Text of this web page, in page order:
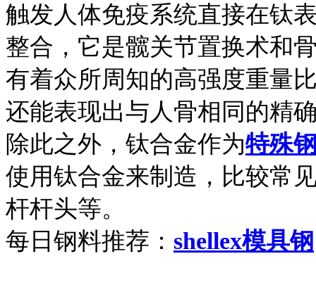
触发人体免疫系统直接在钛
整合，它是髋关节置换术和
有着众所周知的高强度重量
还能表现出与人骨相同的精
除此之外，钛合金作为特殊
使用钛合金来制造，比较常
杆杆头等。
每日钢料推荐： shellex模具钢